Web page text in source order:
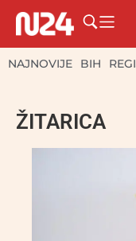
NAJNOVIJE BIH
ŽITARICA